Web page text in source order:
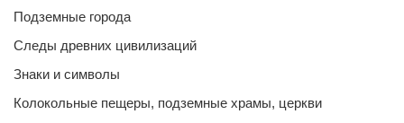
Подземные города
Следы древних цивилизаций
Знаки и символы
Колокольные пещеры, подземные храмы, церкви